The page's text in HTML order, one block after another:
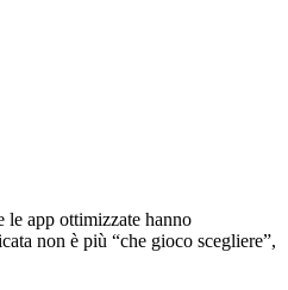
le app ottimizzate hanno
non è più “che gioco scegliere”,